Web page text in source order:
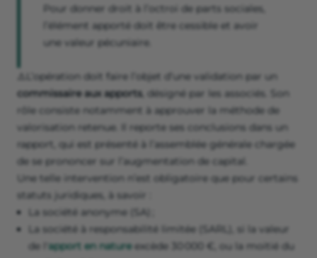
Pour donner droit à l’octroi de parts sociales,
l’élément apporté doit être cessible et avoir
une valeur pécuniaire.
⚠️L’opération doit faire l’objet d’une validation par un
commissaire aux apports, désigné par les associés. Son
rôle consiste notamment à approuver la méthode de
valorisation retenue. Il reporte ses conclusions dans un
rapport, qui est présenté à l’assemblée générale chargée
de se prononcer sur l’augmentation de capital.
Une telle intervention n’est obligatoire que pour certains
statuts juridiques, à savoir :
La société anonyme (SA) ;
La société à responsabilité limitée (SARL), si la valeur
de l' apport en natureexcède 30 000 €, ou la moitié du